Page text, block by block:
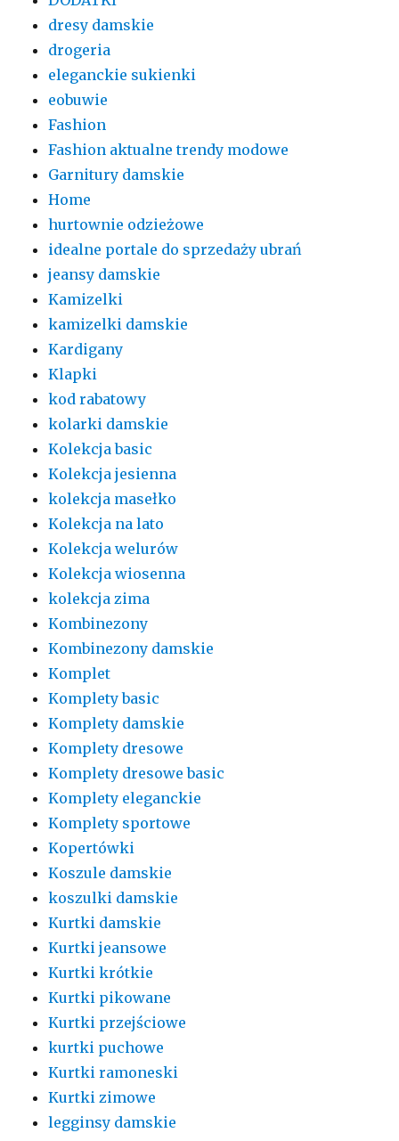
dresy damskie
drogeria
eleganckie sukienki
eobuwie
Fashion
Fashion aktualne trendy modowe
Garnitury damskie
Home
hurtownie odzieżowe
idealne portale do sprzedaży ubrań
jeansy damskie
Kamizelki
kamizelki damskie
Kardigany
Klapki
kod rabatowy
kolarki damskie
Kolekcja basic
Kolekcja jesienna
kolekcja masełko
Kolekcja na lato
Kolekcja welurów
Kolekcja wiosenna
kolekcja zima
Kombinezony
Kombinezony damskie
Komplet
Komplety basic
Komplety damskie
Komplety dresowe
Komplety dresowe basic
Komplety eleganckie
Komplety sportowe
Kopertówki
Koszule damskie
koszulki damskie
Kurtki damskie
Kurtki jeansowe
Kurtki krótkie
Kurtki pikowane
Kurtki przejściowe
kurtki puchowe
Kurtki ramoneski
Kurtki zimowe
legginsy damskie